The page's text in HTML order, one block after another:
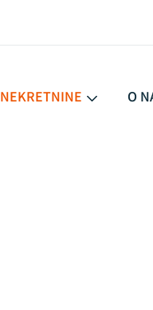
NEKRETNINE O